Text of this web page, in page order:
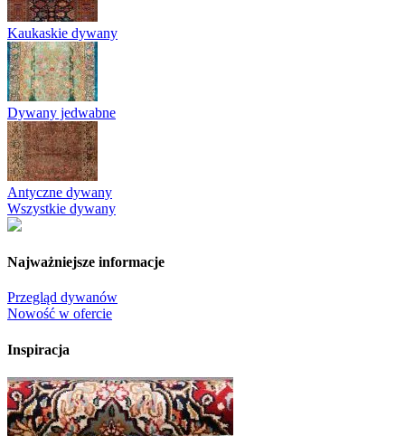
Kaukaskie dywany
Dywany jedwabne
Antyczne dywany
Wszystkie dywany
Najważniejsze informacje
Przegląd dywanów
Nowość w ofercie
Inspiracja